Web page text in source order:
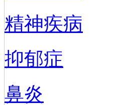
精神疾病
抑郁症
鼻炎